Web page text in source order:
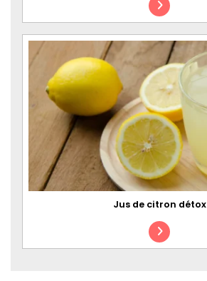
Jus de citron détox